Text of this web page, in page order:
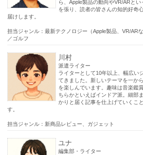
ら、Apple製品の動向やVR/ARと
を張り、読者の皆さんの知的好奇
届けします。
担当ジャンル：最新テクノロジー（Apple製品、VR/AR
／ゴルフ
川村
派遣ライター
ライターとして10年以上、幅広い
てきました。新しいテーマを一か
を楽しんでいます。趣味は音楽鑑
ちらかといえばインドア派。細部
かりと届く記事を仕上げていくこ
す。
担当ジャンル：新商品レビュー、ガジェット
ユナ
編集部・ライター